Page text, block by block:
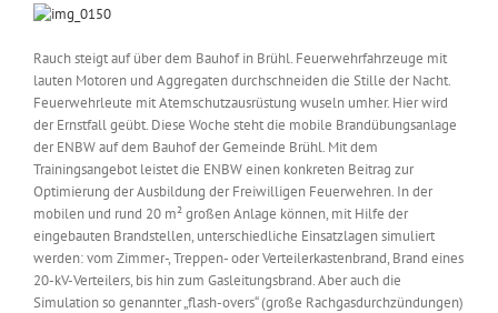
Rauch steigt auf über dem Bauhof in Brühl. Feuerwehrfahrzeuge mit
lauten Motoren und Aggregaten durchschneiden die Stille der Nacht.
Feuerwehrleute mit Atemschutzausrüstung wuseln umher. Hier wird
der Ernstfall geübt. Diese Woche steht die mobile Brandübungsanlage
der ENBW auf dem Bauhof der Gemeinde Brühl. Mit dem
Trainingsangebot leistet die ENBW einen konkreten Beitrag zur
Optimierung der Ausbildung der Freiwilligen Feuerwehren. In der
mobilen und rund 20 m² großen Anlage können, mit Hilfe der
eingebauten Brandstellen, unterschiedliche Einsatzlagen simuliert
werden: vom Zimmer-, Treppen- oder Verteilerkastenbrand, Brand eines
20-kV-Verteilers, bis hin zum Gasleitungsbrand. Aber auch die
Simulation so genannter „flash-overs“ (große Rachgasdurchzündungen)